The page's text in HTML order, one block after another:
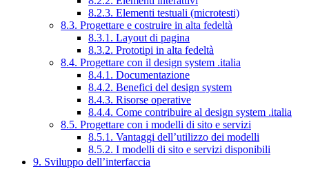
8.2.3. Elementi testuali (microtesti)
8.3. Progettare e costruire in alta fedeltà
8.3.1. Layout di pagina
8.3.2. Prototipi in alta fedeltà
8.4. Progettare con il design system .italia
8.4.1. Documentazione
8.4.2. Benefici del design system
8.4.3. Risorse operative
8.4.4. Come contribuire al design system .italia
8.5. Progettare con i modelli di sito e servizi
8.5.1. Vantaggi dell’utilizzo dei modelli
8.5.2. I modelli di sito e servizi disponibili
9. Sviluppo dell’interfaccia